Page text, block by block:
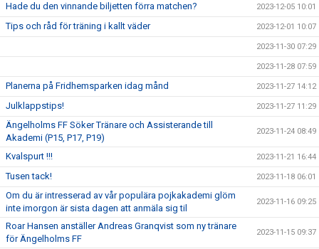
Hade du den vinnande biljetten förra matchen? 2023-12-05 10:01
Tips och råd för träning i kallt väder 2023-12-01 10:07
2023-11-30 07:29
2023-11-28 07:59
Planerna på Fridhemsparken idag månd 2023-11-27 14:12
Julklappstips! 2023-11-27 11:29
Ängelholms FF Söker Tränare och Assisterande till
Akademi (P15, P17, P19)
2023-11-24 08:49
Kvalspurt !!! 2023-11-21 16:44
Tusen tack! 2023-11-18 06:01
Om du är intresserad av vår populära pojkakademi glöm
inte imorgon är sista dagen att anmäla sig til
2023-11-16 09:25
Roar Hansen anställer Andreas Granqvist som ny tränare
för Ängelholms FF
2023-11-15 09:37